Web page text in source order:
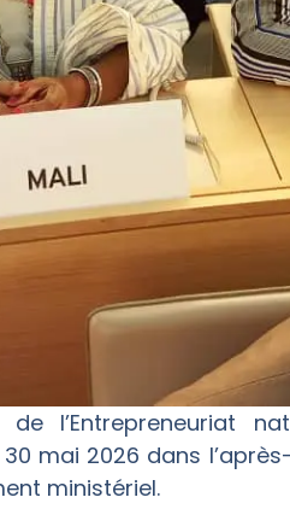
de l’Entrepreneuriat
mai 2026 dans
ministériel.